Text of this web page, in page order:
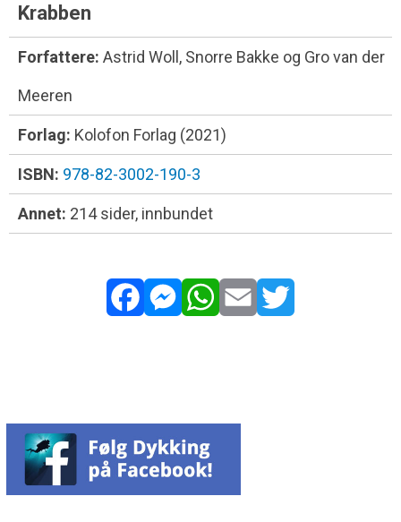
Krabben
Forfattere: Astrid Woll, Snorre Bakke og Gro van der
Meeren
Forlag: Kolofon Forlag (2021)
ISBN: 978-82-3002-190-3
Annet: 214 sider, innbundet